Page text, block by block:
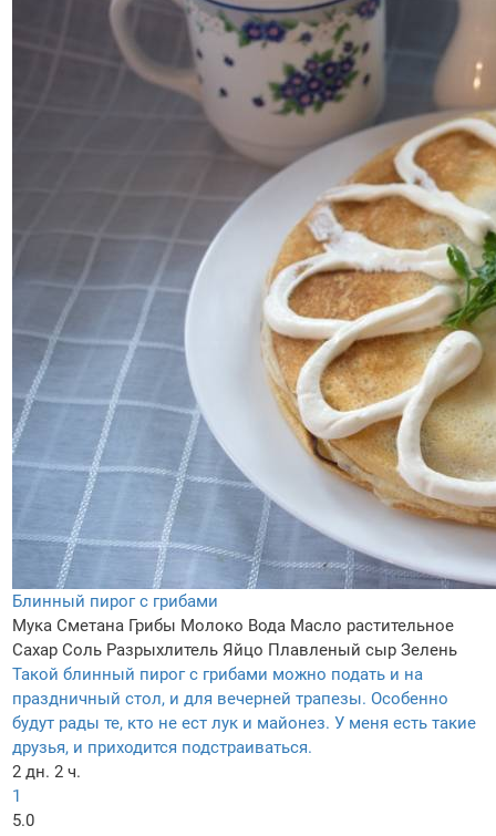
Блинный пирог с грибами
Мука Сметана Грибы Молоко Вода Масло растительное
Сахар Соль Разрыхлитель Яйцо Плавленый сыр Зелень
Такой блинный пирог с грибами можно подать и на
праздничный стол, и для вечерней трапезы. Особенно
будут рады те, кто не ест лук и майонез. У меня есть такие
друзья, и приходится подстраиваться.
2 дн. 2 ч.
1
5.0